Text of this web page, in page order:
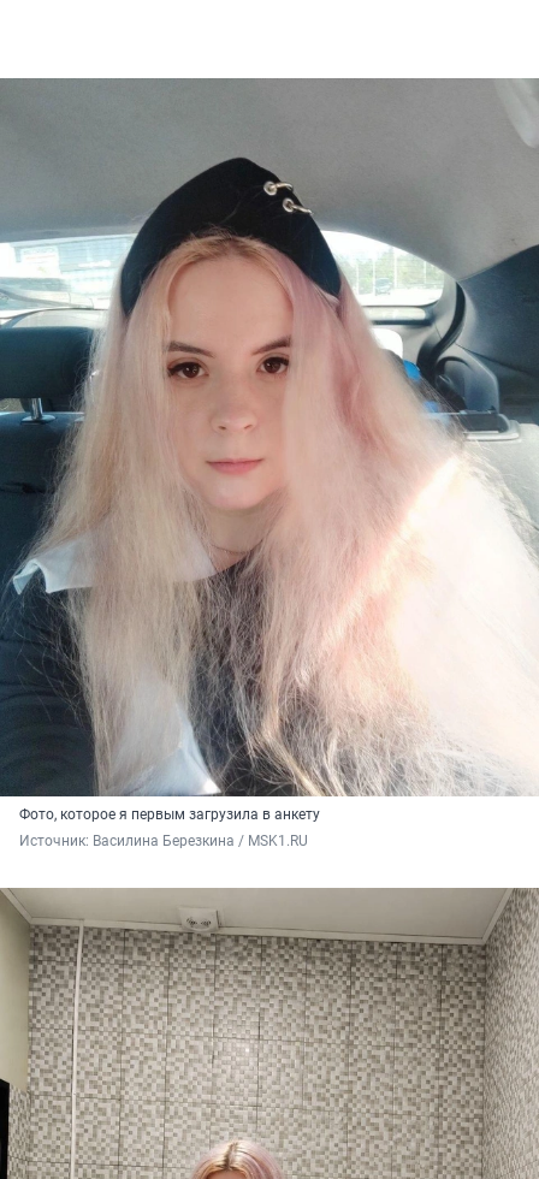
Фото, которое я первым загрузила в анкету
Источник: Василина Березкина / MSK1.RU